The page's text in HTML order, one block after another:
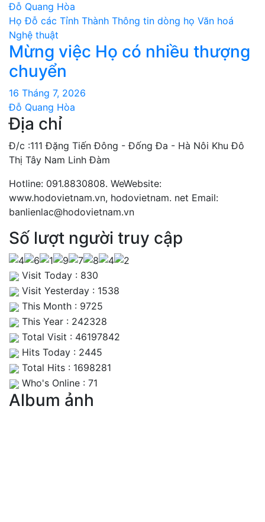
Đỗ Quang Hòa
Họ Đỗ các Tỉnh Thành Thông tin dòng họ Văn hoá
Nghệ thuật
Mừng việc Họ có nhiều thượng
chuyển
16 Tháng 7, 2026
Đỗ Quang Hòa
Địa chỉ
Đ/c :111 Đặng Tiến Đông - Đống Đa - Hà Nôi Khu Đô
Thị Tây Nam Linh Đàm
Hotline: 091.8830808. WeWebsite:
www.hodovietnam.vn, hodovietnam. net Email:
banlienlac@hodovietnam.vn
Số lượt người truy cập
Visit Today : 830
Visit Yesterday : 1538
This Month : 9725
This Year : 242328
Total Visit : 46197842
Hits Today : 2445
Total Hits : 1698281
Who's Online : 71
Album ảnh